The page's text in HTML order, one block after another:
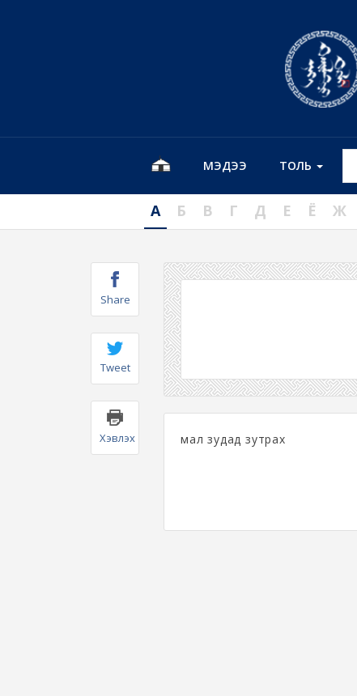
МЭДЭЭ ТОЛЬ
А Б В Г Д Е Ё Ж
Share
Tweet
Хэвлэх мал зудад зутрах